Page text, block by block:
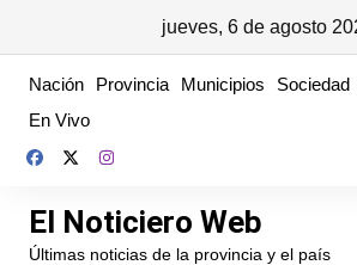
jueves, 6 de agosto
content
Nación Provincia Municipios Sociedad
En Vivo
El Noticiero Web
Últimas noticias de la provincia y el país